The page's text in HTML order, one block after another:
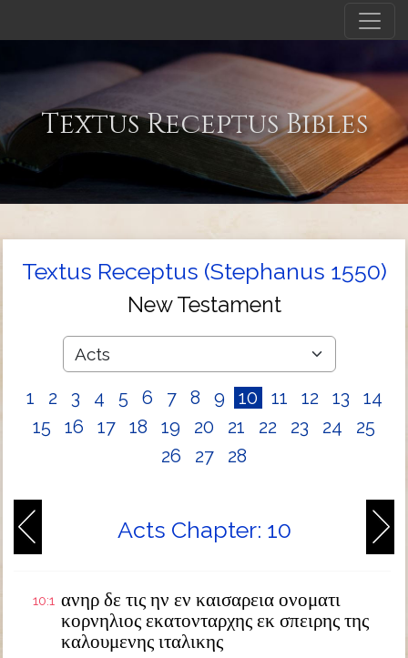
Textus Receptus Bibles
Textus Receptus (Stephanus 1550)
New Testament
1 2 3 4 5 6 7 8 9 10 11 12 13
14
15
16 17 18 19 20 21 22 23 24
25
26
27 28
Acts Chapter: 10
10:1 ανηρ δε τις ην εν καισαρεια ονοματι
κορνηλιος εκατονταρχης εκ σπειρης της
καλουμενης ιταλικης